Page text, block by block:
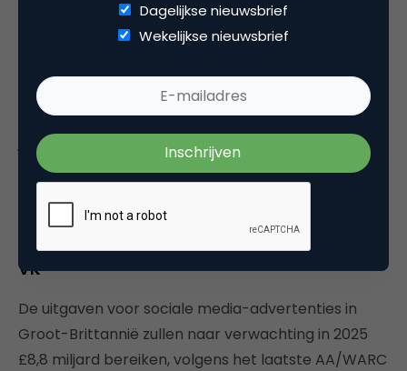
Vooruitzichten voor sociale media in de VS,
het VK, China en APAC
De uitgaven voor advertenties op social zullen dit
jaar naar verwachting 75,6 miljard dollar bedragen.
Facebook blijft de grootste met een verwachte
($21,3 miljard) en TikTok ($10,1 miljard).
VK
De uitgaven voor sociale media-advertenties in
Groot-Brittannië zullen naar verwachting in 2025
£8,8 miljard bereiken, volgens het laatste AA/WARC
Dagelijkse nieuwsbrief
Wekelijkse nieuwsbrief